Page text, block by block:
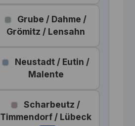
Grube / Dahme /
Grömitz / Lensahn
Neustadt / Eutin /
Malente
Scharbeutz /
Timmendorf / Lübeck